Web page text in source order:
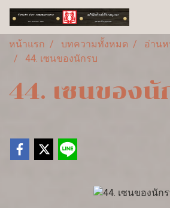
หน้าแรก บทความทั้งหมด
อ่าน
44. เซนของนักรบ
44. เซนของนั